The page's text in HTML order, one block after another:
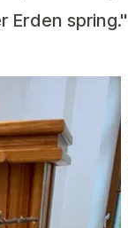
Erden spring."